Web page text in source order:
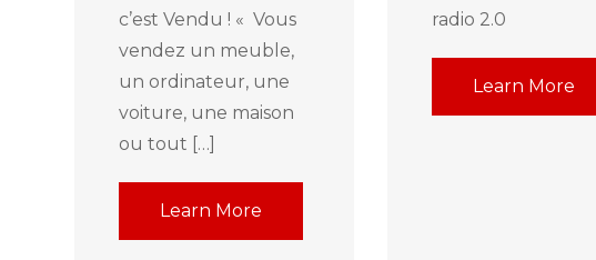
c’est Vendu ! « Vous
vendez un meuble,
un ordinateur, une
voiture, une maison
ou tout […]
Learn More
radio 2.0
Learn More